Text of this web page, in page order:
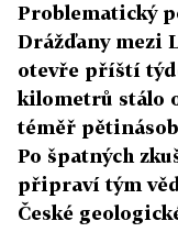
Problematický
Drážďany mezi
otevře příští
kilometrů stálo
téměř
Po špatných
připraví tým
České